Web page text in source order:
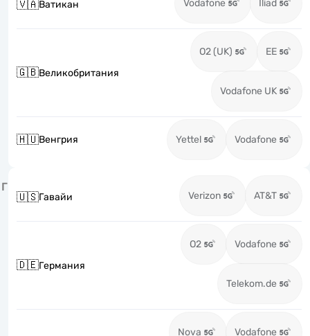
🇻🇦Ватикан Vodafone Iliad
🇬🇧Великобритания
O2 (UK) EE
Vodafone UK
🇭🇺Венгрия Yettel Vodafone
Г
🇺🇸Гавайи Verizon AT&T
🇩🇪Германия
O2 Vodafone
Telekom.de
Nova Vodafone